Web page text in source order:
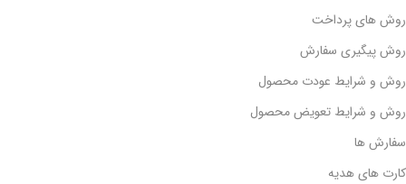
روش های پرداخت
روش پیگیری سفارش
روش و شرایط عودت محصول
روش و شرایط تعویض محصول
سفارش ها
کارت های هدیه